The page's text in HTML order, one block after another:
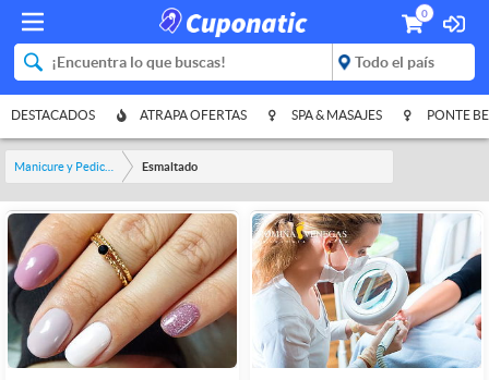
0
DESTACADOS ATRAPA OFERTAS SPA & MASAJES PONTE
Esmaltado